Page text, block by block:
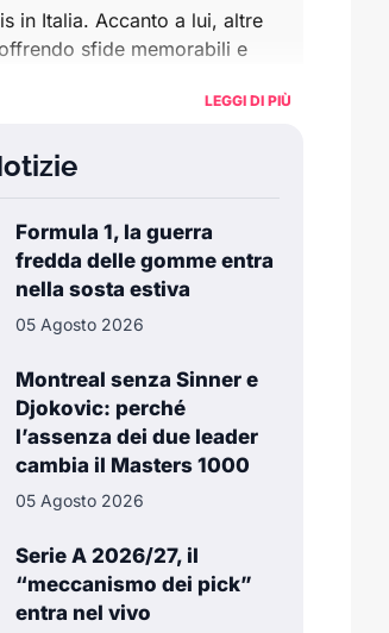
in Italia. Accanto a lui, altre
sfide memorabili e
più importanti, i
italiani e alle competizioni
informato.
LEGGI DI PIÙ
Formula 1, la guerra
fredda delle gomme entra
nella sosta estiva
05 Agosto 2026
Montreal senza Sinner e
Djokovic: perché
l’assenza dei due leader
cambia il Masters 1000
05 Agosto 2026
Serie A 2026/27, il
“meccanismo dei pick”
entra nel vivo